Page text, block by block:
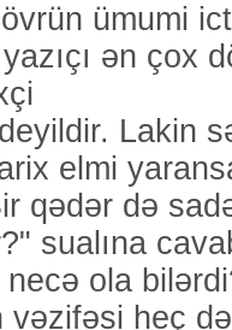
ümumi
ən çox
Lakin
elmi
qədər də
sualına
necə ola
vəzifəsi heç